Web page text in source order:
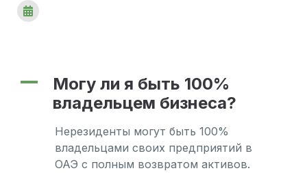
A
Могу ли я быть 100%
владельцем бизнеса?
Нерезиденты могут быть 100%
владельцами своих предприятий в
ОАЭ с полным возвратом активов.